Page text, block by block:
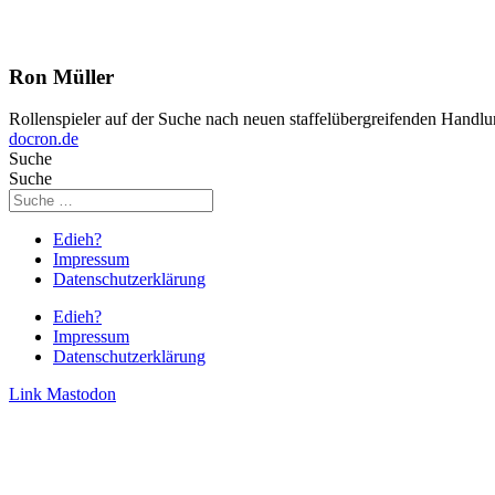
Ron Müller
Rollenspieler auf der Suche nach neuen staffelübergreifenden
docron.de
Suche
Suche
Edieh?
Impressum
Datenschutzerklärung
Edieh?
Impressum
Datenschutzerklärung
Link Mastodon